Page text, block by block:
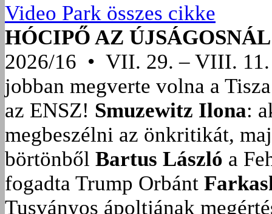
Video Park összes cikke
HÓCIPŐ AZ ÚJSÁGOSNÁL
2026/16 • VII. 29. – VIII. 11.
jobban megverte volna a
az ENSZ! Smuzewitz Ilona:
megbeszélni az önkritikát,
börtönből Bartus László a
fogadta Trump Orbánt
Tusványos ápoltjának